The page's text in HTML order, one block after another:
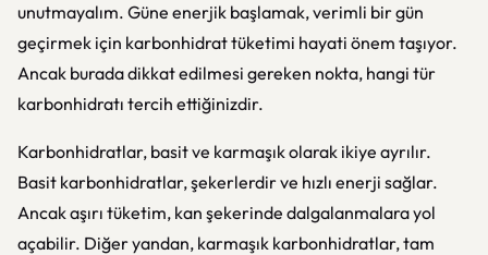
unutmayalım. Güne enerjik başlamak, verimli bir gün
geçirmek için karbonhidrat tüketimi hayati önem taşıyor.
Ancak burada dikkat edilmesi gereken nokta, hangi tür
karbonhidratı tercih ettiğinizdir.
Karbonhidratlar, basit ve karmaşık olarak ikiye ayrılır.
Basit karbonhidratlar, şekerlerdir ve hızlı enerji sağlar.
Ancak aşırı tüketim, kan şekerinde dalgalanmalara yol
açabilir. Diğer yandan, karmaşık karbonhidratlar, tam